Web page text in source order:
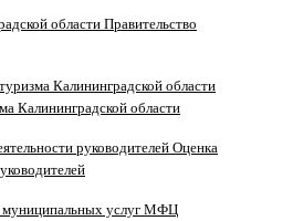
Правительство
Калининградской области
Оценка
МФЦ